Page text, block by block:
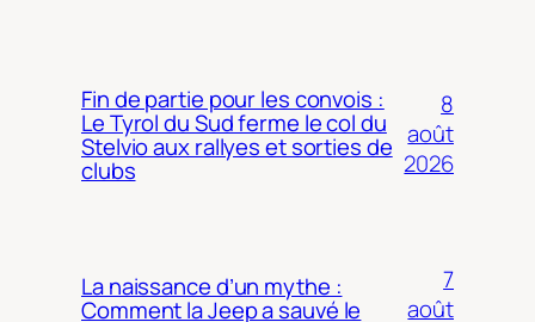
Fin de partie pour les convois :
Le Tyrol du Sud ferme le col du
Stelvio aux rallyes et sorties de
clubs
8
août
2026
La naissance d’un mythe :
Comment la Jeep a sauvé le
7
août